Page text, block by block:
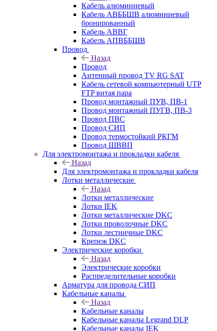
Кабель алюминиевый
Кабель АВББШВ алюминиевый
бронированный
Кабель АВВГ
Кабель АПВББШВ
Провод
Назад
Провод
Антенный провод TV RG SAT
Кабель сетевой компьютерный UTP
FTP витая пара
Провод монтажный ПУВ, ПВ-1
Провод монтажный ПУГВ, ПВ-3
Провод ПВС
Провод СИП
Провод термостойкий РКГМ
Провод ШВВП
Для электромонтажа и прокладки кабеля
Назад
Для электромонтажа и прокладки кабеля
Лотки металлические
Назад
Лотки металлические
Лотки IEK
Лотки металлические DKC
Лотки проволочные DKC
Лотки лестничные DKC
Крепеж DKC
Электрические коробки
Назад
Электрические коробки
Распределительные коробки
Арматура для провода СИП
Кабельные каналы
Назад
Кабельные каналы
Кабельные каналы Legrand DLP
Кабельные каналы IEK